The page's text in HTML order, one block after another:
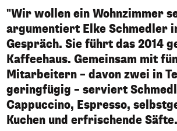
"Wir wollen ein Wohnzimmer
argumentiert Elke Schmedler
Gespräch. Sie führt das 2014
Kaffeehaus. Gemeinsam mit
Mitarbeitern – davon zwei in
geringfügig – serviert
Cappuccino, Espresso,
Kuchen und erfrischende Säfte.